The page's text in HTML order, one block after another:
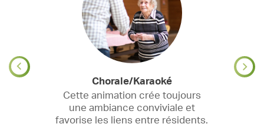
Chorale/Karaoké
Cette animation crée toujours
une ambiance conviviale et
favorise les liens entre résidents.